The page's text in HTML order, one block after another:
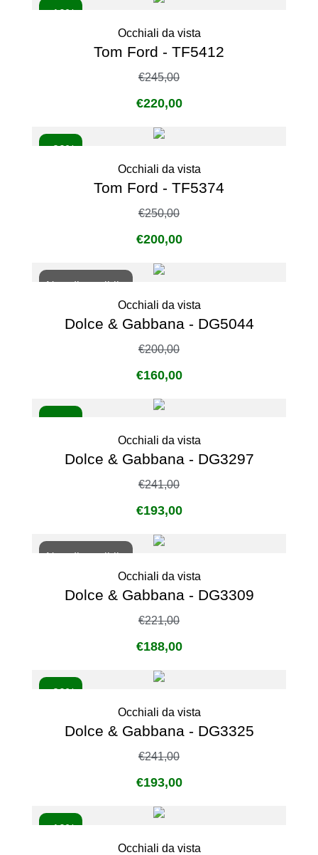
- 10%
Occhiali da vista
Tom Ford - TF5412
€245,00
€220,00
- 20%
Occhiali da vista
Tom Ford - TF5374
€250,00
€200,00
Non disponibile
Occhiali da vista
Dolce & Gabbana - DG5044
€200,00
€160,00
Occhiali da vista
Dolce & Gabbana - DG3297
€241,00
€193,00
Occhiali da vista
Dolce & Gabbana - DG3309
€221,00
€188,00
- 20%
Occhiali da vista
Dolce & Gabbana - DG3325
€241,00
€193,00
- 10%
Occhiali da vista